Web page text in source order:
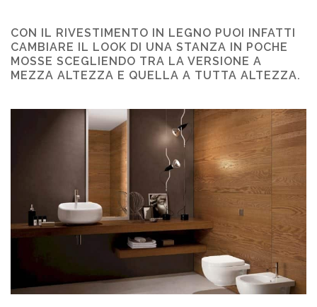
CON IL RIVESTIMENTO IN LEGNO PUOI INFATTI
CAMBIARE IL LOOK DI UNA STANZA IN POCHE
MOSSE SCEGLIENDO TRA LA VERSIONE A
MEZZA ALTEZZA E QUELLA A TUTTA ALTEZZA.